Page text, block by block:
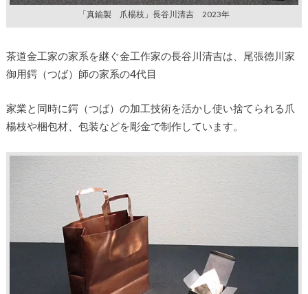
「真鍮製 爪楊枝」長谷川清吉 2023年
茶道金工家の家系を継ぐ金工作家の長谷川清吉は、尾張徳川家
御用鍔（つば）師の家系の4代目
家業と同時に鍔（つば）の加工技術を活かし使い捨てられる爪
楊枝や梱包材、包装などを彫金で制作しています。